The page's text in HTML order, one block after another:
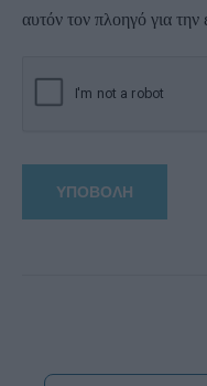
αυτόν τον πλοηγό για